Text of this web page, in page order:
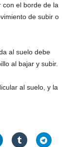
con el borde de la
de subir o
al suelo debe
al bajar y subir.
al suelo, y la